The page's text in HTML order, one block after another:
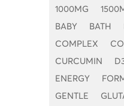
1000MG
BABY BATH
COMPLEX
CURCUMIN
ENERGY
GENTLE